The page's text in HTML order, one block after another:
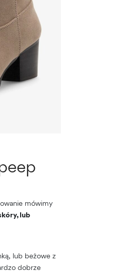
mówimy
lub
lub beżowe z
dobrze